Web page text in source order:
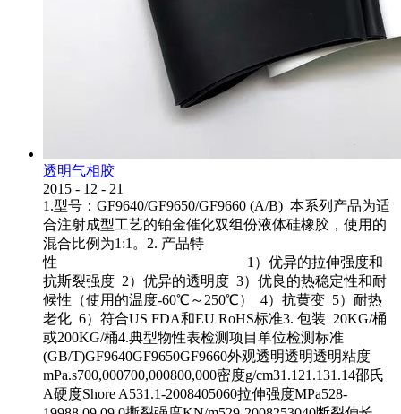
透明气相胶
2015 - 12 - 21
1.型号：GF9640/GF9650/GF9660 (A/B) 本系列产品为适
合注射成型工艺的铂金催化双组份液体硅橡胶，使用的
混合比例为1:1。2. 产品特
性 1）优异的拉伸强度和
抗斯裂强度 2）优异的透明度 3）优良的热稳定性和耐
候性（使用的温度-60℃～250℃） 4）抗黄变 5）耐热
老化 6）符合US FDA和EU RoHS标准3. 包装 20KG/桶
或200KG/桶4.典型物性表检测项目单位检测标准
(GB/T)GF9640GF9650GF9660外观透明透明透明粘度
mPa.s700,000700,000800,000密度g/cm31.121.131.14邵氏
A硬度Shore A531.1-2008405060拉伸强度MPa528-